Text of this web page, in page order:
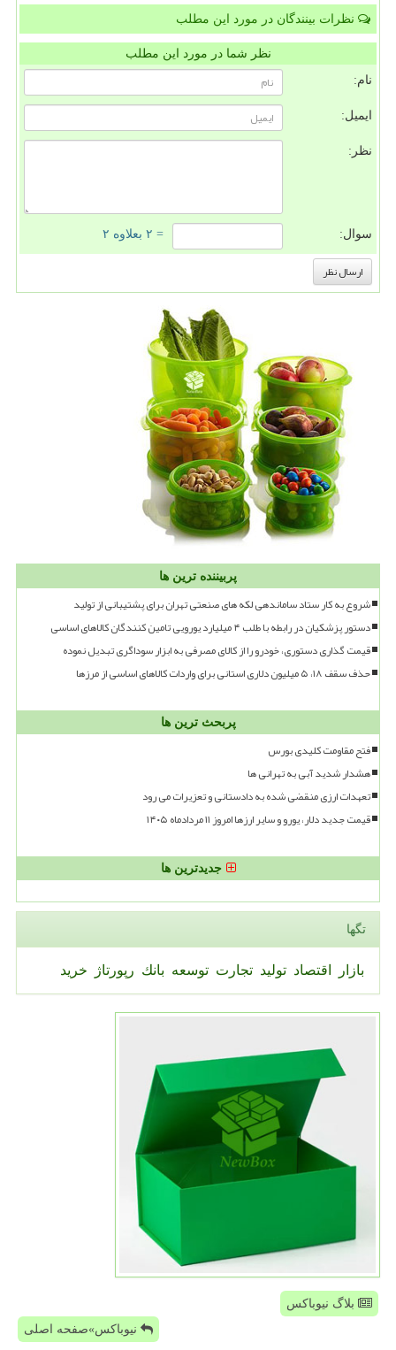
نظرات بینندگان در مورد این مطلب
نظر شما در مورد این مطلب
نام:
ایمیل:
نظر:
سوال: = ۲ بعلاوه ۲
پربیننده ترین ها
شروع به کار ستاد ساماندهی لکه های صنعتی تهران برای پشتیبانی از تولید
دستور پزشکیان در رابطه با طلب ۴ میلیارد یورویی تامین کنندگان کالاهای اساسی
قیمت گذاری دستوری، خودرو را از کالای مصرفی به ابزار سوداگری تبدیل نموده
حذف سقف ۱۸، ۵ میلیون دلاری استانی برای واردات کالاهای اساسی از مرزها
پربحث ترین ها
فتح مقاومت کلیدی بورس
هشدار شدید آبی به تهرانی ها
تعهدات ارزی منقضی شده به دادستانی و تعزیرات می رود
قیمت جدید دلار، یورو و سایر ارزها امروز ۱۱ مردادماه ۱۴۰۵
جدیدترین ها
تگها
بازار اقتصاد تولید تجارت توسعه بانك رپورتاژ خرید
بلاگ نیوباکس
نیوباکس»صفحه اصلی